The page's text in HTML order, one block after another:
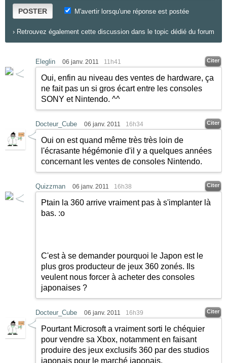
POSTER M'avertir lorsqu'une réponse est postée
› Retrouvez également cette discussion dans le topic dédié du forum
Eleglin 06 janv. 2011 11h41 Citer
Oui, enfin au niveau des ventes de hardware, ça
ne fait pas un si gros écart entre les consoles
SONY et Nintendo. ^^
Docteur_Cube 06 janv. 2011 16h34 Citer
Oui on est quand même très très loin de
l'écrasante hégémonie d'il y a quelques années
concernant les ventes de consoles Nintendo.
Quizzman 06 janv. 2011 16h38 Citer
Ptain la 360 arrive vraiment pas à s'implanter là
bas. :o
C'est à se demander pourquoi le Japon est le
plus gros producteur de jeux 360 zonés. Ils
veulent nous forcer à acheter des consoles
japonaises ?
Docteur_Cube 06 janv. 2011 16h39 Citer
Pourtant Microsoft a vraiment sorti le chéquier
pour vendre sa Xbox, notamment en faisant
produire des jeux exclusifs 360 par des studios
japonais pour le marché japonais.